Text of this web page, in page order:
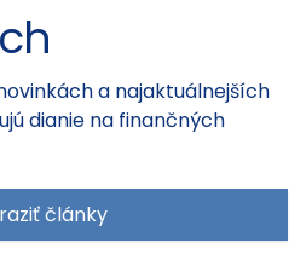
a najaktuálnejších
dianie na finančných
články